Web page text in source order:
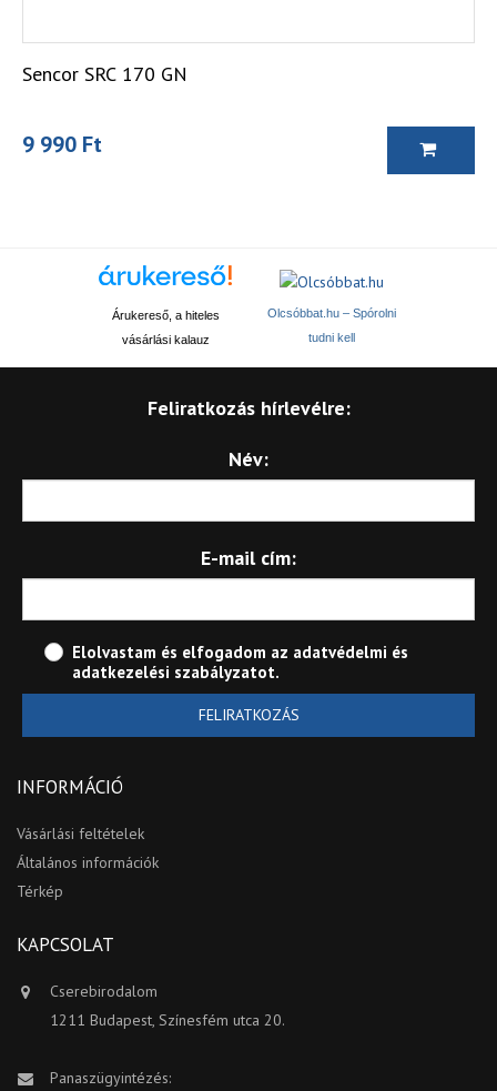
Sencor SRC 170 GN
9 990 Ft
Árukereső, a hiteles
vásárlási kalauz
Olcsóbbat.hu – Spórolni
tudni kell
Feliratkozás hírlevélre:
Név:
E-mail cím:
Elolvastam és elfogadom az adatvédelmi és
adatkezelési szabályzatot.
FELIRATKOZÁS
INFORMÁCIÓ
Vásárlási feltételek
Általános információk
Térkép
KAPCSOLAT
Cserebirodalom
1211 Budapest, Színesfém utca 20.
Panaszügyintézés: